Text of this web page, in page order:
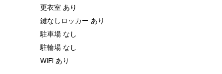
更衣室 あり
鍵なしロッカー あり
駐車場 なし
駐輪場 なし
WiFi あり